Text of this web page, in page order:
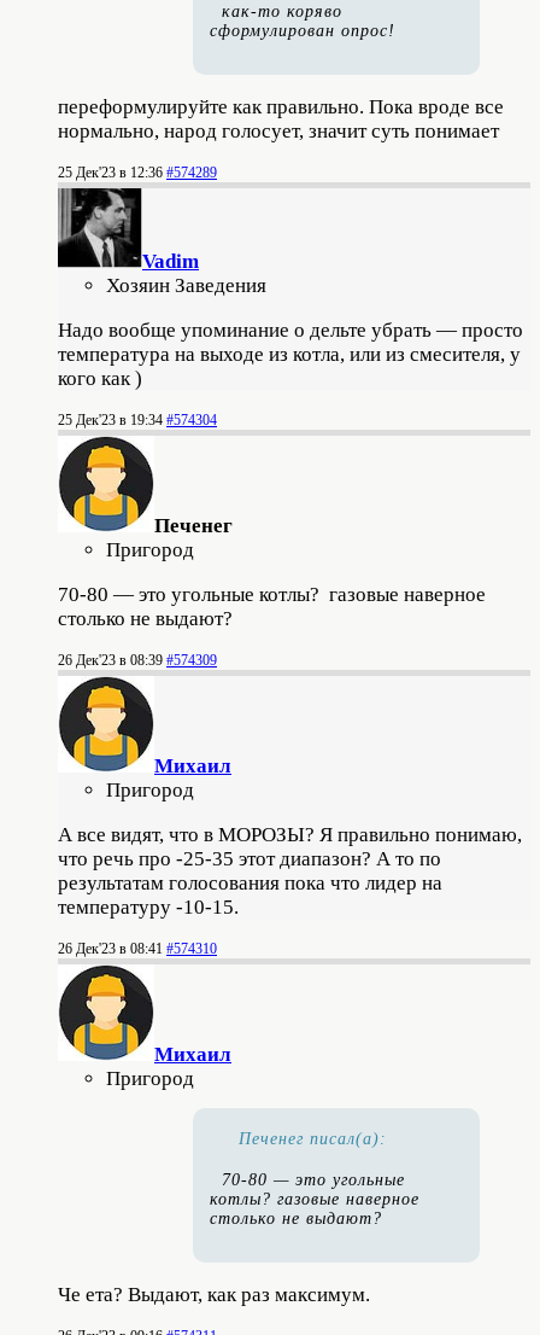
как-то коряво
сформулирован опрос!
переформулируйте как правильно. Пока вроде все
нормально, народ голосует, значит суть понимает
25 Дек'23 в 12:36 #574289
Vadim
Хозяин Заведения
Надо вообще упоминание о дельте убрать — просто
температура на выходе из котла, или из смесителя, у
кого как )
25 Дек'23 в 19:34 #574304
Печенег
Пригород
70-80 — это угольные котлы? газовые наверное
столько не выдают?
26 Дек'23 в 08:39 #574309
Михаил
Пригород
А все видят, что в МОРОЗЫ? Я правильно понимаю,
что речь про -25-35 этот диапазон? А то по
результатам голосования пока что лидер на
температуру -10-15.
26 Дек'23 в 08:41 #574310
Михаил
Пригород
Печенег писал(а):
70-80 — это угольные
котлы? газовые наверное
столько не выдают?
Че ета? Выдают, как раз максимум.